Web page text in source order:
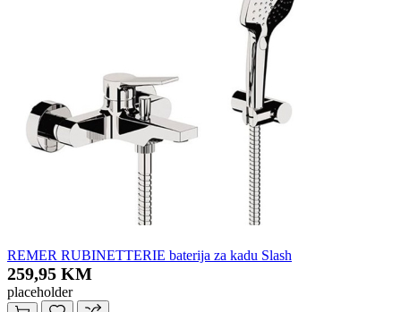
REMER RUBINETTERIE baterija za kadu Slash
259,95 KM
placeholder